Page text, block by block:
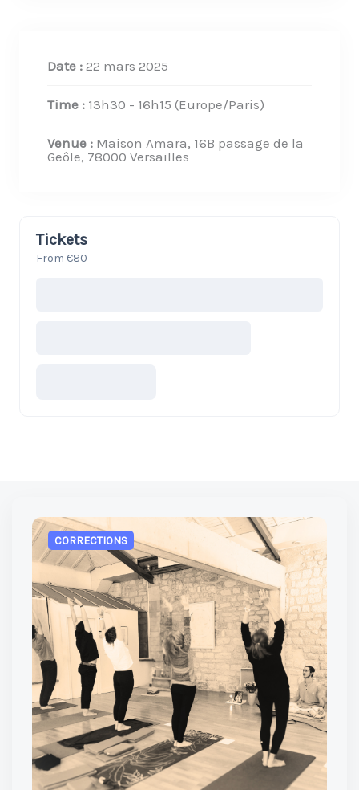
Date :22 mars 2025
Time : 13h30 - 16h15(Europe/Paris)
Venue : Maison Amara, 16B passage de la
Geôle, 78000 Versailles
Tickets
From €80
CORRECTIONS